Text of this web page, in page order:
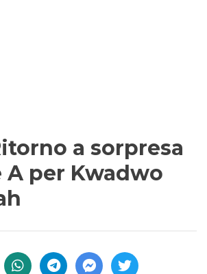
a sorpresa
A per Kwadwo